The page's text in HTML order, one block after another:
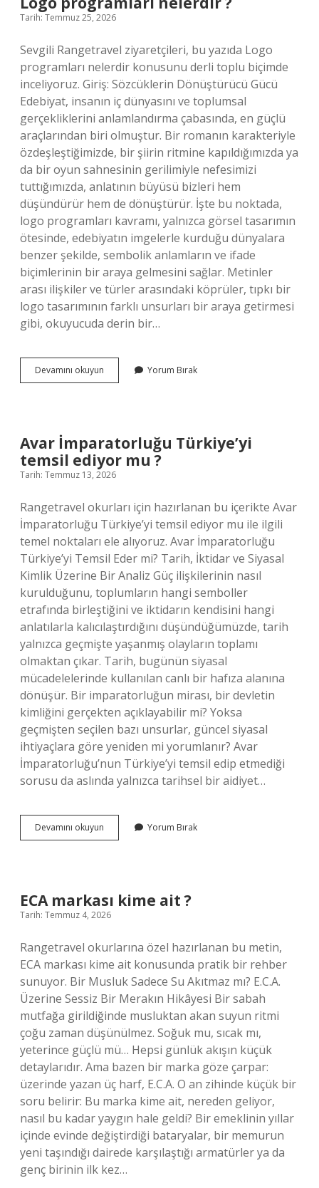
mu
?
Tarih: Temmuz 25, 2026
Sevgili Rangetravel ziyaretçileri, bu yazıda Logo
programları nelerdir konusunu derli toplu biçimde
inceliyoruz. Giriş: Sözcüklerin Dönüştürücü Gücü
Edebiyat, insanın iç dünyasını ve toplumsal
gerçekliklerini anlamlandırma çabasında, en güçlü
araçlarından biri olmuştur. Bir romanın karakteriyle
özdeşleştiğimizde, bir şiirin ritmine kapıldığımızda ya
da bir oyun sahnesinin gerilimiyle nefesimizi
tuttığımızda, anlatının büyüsü bizleri hem
düşündürür hem de dönüştürür. İşte bu noktada,
logo programları kavramı, yalnızca görsel tasarımın
ötesinde, edebiyatın imgelerle kurduğu dünyalara
benzer şekilde, sembolik anlamların ve ifade
biçimlerinin bir araya gelmesini sağlar. Metinler
arası ilişkiler ve türler arasındaki köprüler, tıpkı bir
logo tasarımının farklı unsurları bir araya getirmesi
gibi, okuyucuda derin bir…
Devamını okuyun
programları
Yorum Bırak
Avar İmparatorluğu Türkiye’yi
temsil ediyor mu ?
Tarih: Temmuz 13, 2026
Rangetravel okurları için hazırlanan bu içerikte Avar
İmparatorluğu Türkiye’yi temsil ediyor mu ile ilgili
temel noktaları ele alıyoruz. Avar İmparatorluğu
Türkiye’yi Temsil Eder mi? Tarih, İktidar ve Siyasal
Kimlik Üzerine Bir Analiz Güç ilişkilerinin nasıl
kurulduğunu, toplumların hangi semboller
etrafında birleştiğini ve iktidarın kendisini hangi
anlatılarla kalıcılaştırdığını düşündüğümüzde, tarih
yalnızca geçmişte yaşanmış olayların toplamı
olmaktan çıkar. Tarih, bugünün siyasal
mücadelelerinde kullanılan canlı bir hafıza alanına
dönüşür. Bir imparatorluğun mirası, bir devletin
kimliğini gerçekten açıklayabilir mi? Yoksa
geçmişten seçilen bazı unsurlar, güncel siyasal
ihtiyaçlara göre yeniden mi yorumlanır? Avar
İmparatorluğu’nun Türkiye’yi temsil edip etmediği
sorusu da aslında yalnızca tarihsel bir aidiyet…
Devamını okuyun
İmparatorluğu
?
Yorum Bırak
ECA markası kime ait ?
Tarih: Temmuz 4, 2026
Rangetravel okurlarına özel hazırlanan bu metin,
ECA markası kime ait konusunda pratik bir rehber
sunuyor. Bir Musluk Sadece Su Akıtmaz mı? E.C.A.
Üzerine Sessiz Bir Merakın Hikâyesi Bir sabah
mutfağa girildiğinde musluktan akan suyun ritmi
çoğu zaman düşünülmez. Soğuk mu, sıcak mı,
yeterince güçlü mü… Hepsi günlük akışın küçük
detaylarıdır. Ama bazen bir marka göze çarpar:
üzerinde yazan üç harf, E.C.A. O an zihinde küçük bir
soru belirir: Bu marka kime ait, nereden geliyor,
nasıl bu kadar yaygın hale geldi? Bir emeklinin yıllar
içinde evinde değiştirdiği bataryalar, bir memurun
yeni taşındığı dairede karşılaştığı armatürler ya da
genç birinin ilk kez…